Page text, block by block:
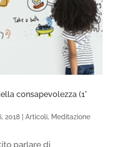
consapevolezza (1°
2018| Articoli, Meditazione
parlare di